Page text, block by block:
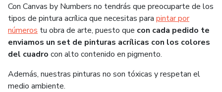
Con Canvas by Numbers no tendrás que preocuparte de los
tipos de pintura acrílica que necesitas para pintar por
números tu obra de arte, puesto que con cada pedido te
enviamos un set de pinturas acrílicas con los colores
del cuadro con alto contenido en pigmento.
Además, nuestras pinturas no son tóxicas y respetan el
medio ambiente.